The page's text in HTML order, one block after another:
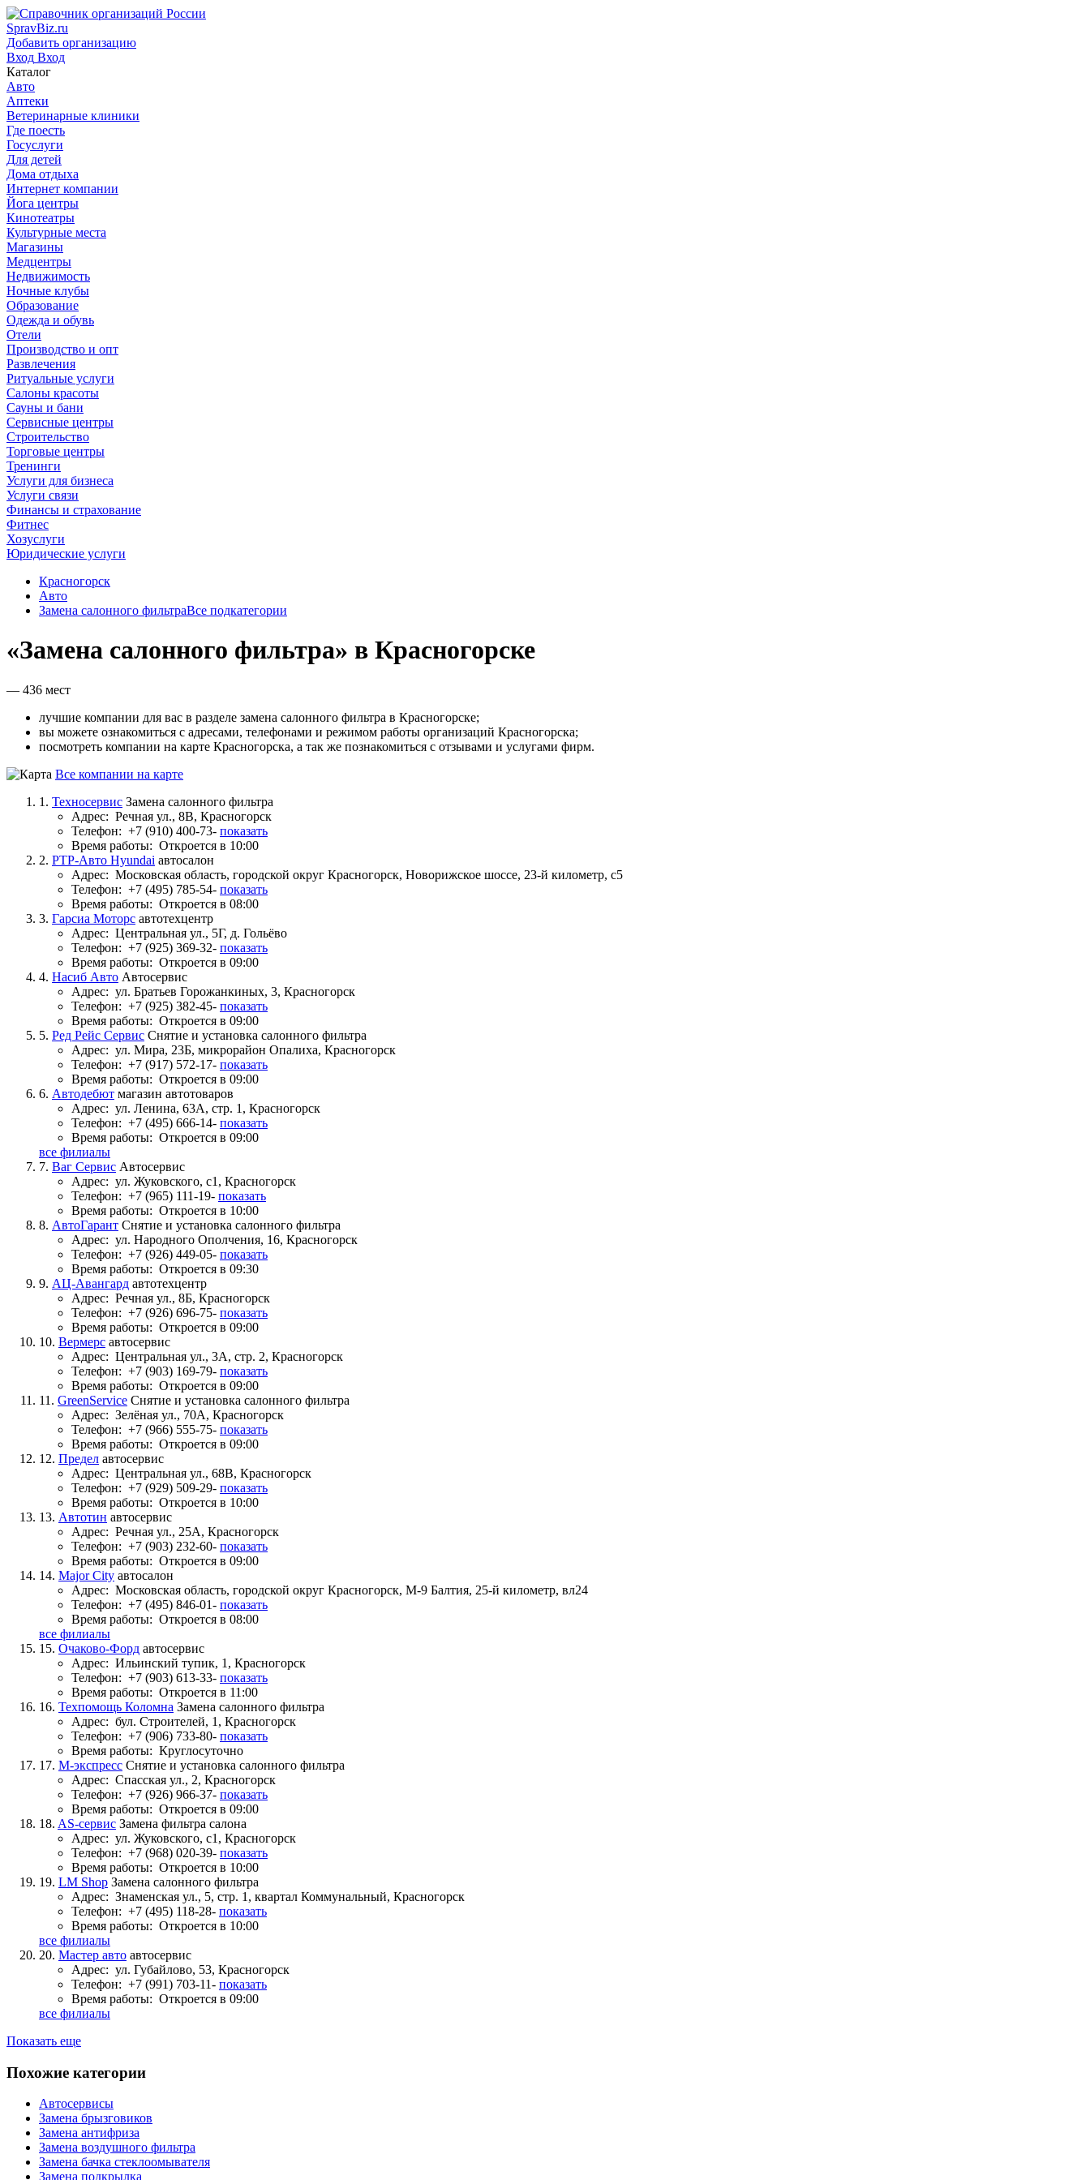
SpravBiz.ru
Добавить организацию
Вход Вход
Каталог
Авто
Аптеки
Ветеринарные клиники
Где поесть
Госуслуги
Для детей
Дома отдыха
Интернет компании
Йога центры
Кинотеатры
Культурные места
Магазины
Медцентры
Недвижимость
Ночные клубы
Образование
Одежда и обувь
Отели
Производство и опт
Развлечения
Ритуальные услуги
Салоны красоты
Сауны и бани
Сервисные центры
Строительство
Торговые центры
Тренинги
Услуги для бизнеса
Услуги связи
Финансы и страхование
Фитнес
Хозуслуги
Юридические услуги
Красногорск
Авто
Замена салонного фильтраВсе подкатегории
«Замена салонного фильтра» в Красногорске
— 436 мест
лучшие компании для вас в разделе замена салонного фильтра в Красногорске;
вы можете ознакомиться с адресами, телефонами и режимом работы организаций Красногорска;
посмотреть компании на карте Красногорска, а так же познакомиться с отзывами и услугами фирм.
Все компании на карте
1. Техносервис Замена салонного фильтра
Адрес: Речная ул., 8В, Красногорск
Телефон: +7 (910) 400-73- показать
Время работы: Откроется в 10:00
2. РТР-Авто Hyundai автосалон
Адрес: Московская область, городской округ Красногорск, Новорижское шоссе, 23-й километр, с5
Телефон: +7 (495) 785-54- показать
Время работы: Откроется в 08:00
3. Гарсиа Моторс автотехцентр
Адрес: Центральная ул., 5Г, д. Гольёво
Телефон: +7 (925) 369-32- показать
Время работы: Откроется в 09:00
4. Насиб Авто Автосервис
Адрес: ул. Братьев Горожанкиных, 3, Красногорск
Телефон: +7 (925) 382-45- показать
Время работы: Откроется в 09:00
5. Ред Рейс Сервис Снятие и установка салонного фильтра
Адрес: ул. Мира, 23Б, микрорайон Опалиха, Красногорск
Телефон: +7 (917) 572-17- показать
Время работы: Откроется в 09:00
6. Автодебют магазин автотоваров
Адрес: ул. Ленина, 63А, стр. 1, Красногорск
Телефон: +7 (495) 666-14- показать
Время работы: Откроется в 09:00
все филиалы
7. Ваг Сервис Автосервис
Адрес: ул. Жуковского, с1, Красногорск
Телефон: +7 (965) 111-19- показать
Время работы: Откроется в 10:00
8. АвтоГарант Снятие и установка салонного фильтра
Адрес: ул. Народного Ополчения, 16, Красногорск
Телефон: +7 (926) 449-05- показать
Время работы: Откроется в 09:30
9. АЦ-Авангард автотехцентр
Адрес: Речная ул., 8Б, Красногорск
Телефон: +7 (926) 696-75- показать
Время работы: Откроется в 09:00
10. Вермерс автосервис
Адрес: Центральная ул., 3А, стр. 2, Красногорск
Телефон: +7 (903) 169-79- показать
Время работы: Откроется в 09:00
11. GreenService Снятие и установка салонного фильтра
Адрес: Зелёная ул., 70А, Красногорск
Телефон: +7 (966) 555-75- показать
Время работы: Откроется в 09:00
12. Предел автосервис
Адрес: Центральная ул., 68В, Красногорск
Телефон: +7 (929) 509-29- показать
Время работы: Откроется в 10:00
13. Автотин автосервис
Адрес: Речная ул., 25А, Красногорск
Телефон: +7 (903) 232-60- показать
Время работы: Откроется в 09:00
14. Major City автосалон
Адрес: Московская область, городской округ Красногорск, М-9 Балтия, 25-й километр, вл24
Телефон: +7 (495) 846-01- показать
Время работы: Откроется в 08:00
все филиалы
15. Очаково-Форд автосервис
Адрес: Ильинский тупик, 1, Красногорск
Телефон: +7 (903) 613-33- показать
Время работы: Откроется в 11:00
16. Техпомощь Коломна Замена салонного фильтра
Адрес: бул. Строителей, 1, Красногорск
Телефон: +7 (906) 733-80- показать
Время работы: Круглосуточно
17. М-экспресс Снятие и установка салонного фильтра
Адрес: Спасская ул., 2, Красногорск
Телефон: +7 (926) 966-37- показать
Время работы: Откроется в 09:00
18. AS-сервис Замена фильтра салона
Адрес: ул. Жуковского, с1, Красногорск
Телефон: +7 (968) 020-39- показать
Время работы: Откроется в 10:00
19. LM Shop Замена салонного фильтра
Адрес: Знаменская ул., 5, стр. 1, квартал Коммунальный, Красногорск
Телефон: +7 (495) 118-28- показать
Время работы: Откроется в 10:00
все филиалы
20. Мастер авто автосервис
Адрес: ул. Губайлово, 53, Красногорск
Телефон: +7 (991) 703-11- показать
Время работы: Откроется в 09:00
все филиалы
Показать еще
Похожие категории
Автосервисы
Замена брызговиков
Замена антифриза
Замена воздушного фильтра
Замена бачка стеклоомывателя
Замена подкрылка